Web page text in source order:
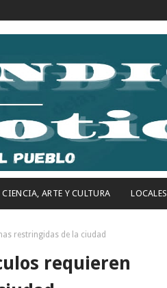
CIENCIA, ARTE Y CULTURA LOCALES
restringidas de la ciudad
requieren